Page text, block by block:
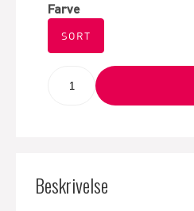
Farve
SORT
Beskrivelse